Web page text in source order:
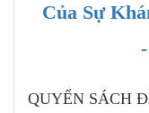
Của Sự
QUYỂN SÁCH